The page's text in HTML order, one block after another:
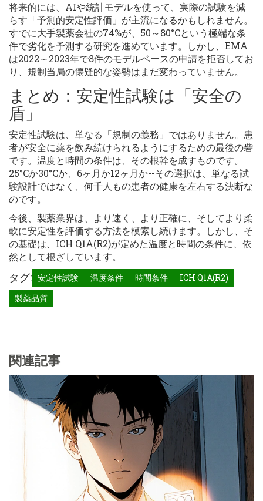
将来的には、AIや統計モデルを使って、実際の試験を減
らす「予測的安定性評価」が主流になるかもしれません。
すでに大手製薬会社の74%が、50～80°Cという極端な条
件で劣化を予測する研究を進めています。しかし、EMA
は2022～2023年で8件のモデルベースの申請を拒否してお
り、規制当局の懐疑的な姿勢はまだ変わっていません。
まとめ：安定性試験は「安全の
盾」
安定性試験は、単なる「規制の義務」ではありません。患
者が安全に薬を飲み続けられるようにするための最後の砦
です。温度と時間の条件は、その根幹を成すものです。
25°Cか30°Cか、6ヶ月か12ヶ月か--その選択は、単なる試
験設計ではなく、何千人もの患者の健康を左右する決断な
のです。
今後、製薬業界は、より速く、より正確に、そしてより柔
軟に安定性を評価する方法を模索し続けます。しかし、そ
の基礎は、ICH Q1A(R2)が定めた温度と時間の条件に、依
然として根ざしています。
タグ: 安定性試験 温度条件 時間条件
ICH Q1A(R2)
製薬品質
関連記事